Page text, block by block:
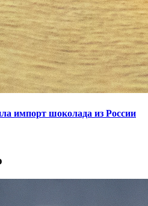
импорт шоколада из России